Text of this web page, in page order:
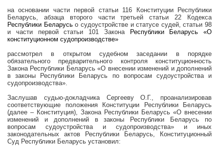
на основании части первой статьи 116 Конституции Республики
Беларусь, абзаца второго части третьей статьи 22 Кодекса
Республики Беларусьо судоустройстве и статусе судей, статьи 98
и части первой статьи 101 Закона
Республики Беларусь «О
конституционном судопроизводстве»
рассмотрел в открытом судебном заседании в порядке
обязательного предварительного контроля конституционность
Закона Республики Беларусь «О внесении изменений и дополнений
в законы Республики Беларусь по вопросам судоустройства и
судопроизводства».
Заслушав судью-докладчика Сергееву О.Г., проанализировав
соответствующие положения Конституции Республики Беларусь
(далее – Конституция), Закона Республики Беларусь «О внесении
изменений и дополнений в законы Республики Беларусь по
вопросам судоустройства и судопроизводства» и иных
законодательных актов Республики Беларусь, Конституционный
Суд Республики Беларусь установил: